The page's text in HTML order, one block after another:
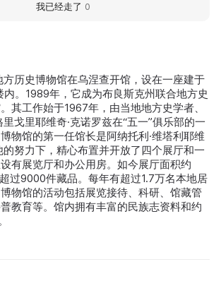
历史博物馆在乌涅查开馆，设在一座建于
。1989年，它成为布良斯克州联合地方史
其工作始于1967年，由当地地方史学者、
戈里耶维奇·克诺罗兹在“五一”俱乐部的一
物馆的第一任馆长是阿纳托利·维塔利耶维
的努力下，精心布置并开放了四个展厅和一
有展览厅和办公用房。如今展厅面积约
过9000件藏品。每年有超过1.7万名本地居
物馆的活动包括展览接待、科研、馆藏管
教育等。馆内拥有丰富的民族志资料和约
我已经走了 0